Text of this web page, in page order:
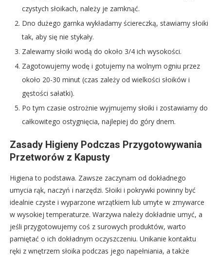
czystych słoikach, należy je zamknąć.
Dno dużego garnka wykładamy ściereczką, stawiamy słoiki
tak, aby się nie stykały.
Zalewamy słoiki wodą do około 3/4 ich wysokości.
Zagotowujemy wodę i gotujemy na wolnym ogniu przez
około 20-30 minut (czas zależy od wielkości słoików i
gęstości sałatki).
Po tym czasie ostrożnie wyjmujemy słoiki i zostawiamy do
całkowitego ostygnięcia, najlepiej do góry dnem.
Zasady Higieny Podczas Przygotowywania
Przetworów z Kapusty
Higiena to podstawa. Zawsze zaczynam od dokładnego
umycia rąk, naczyń i narzędzi. Słoiki i pokrywki powinny być
idealnie czyste i wyparzone wrzątkiem lub umyte w zmywarce
w wysokiej temperaturze. Warzywa należy dokładnie umyć, a
jeśli przygotowujemy coś z surowych produktów, warto
pamiętać o ich dokładnym oczyszczeniu. Unikanie kontaktu
ręki z wnętrzem słoika podczas jego napełniania, a także